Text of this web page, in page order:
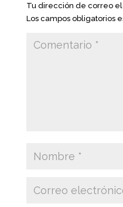
Tu dirección de correo
Los campos obligatorios